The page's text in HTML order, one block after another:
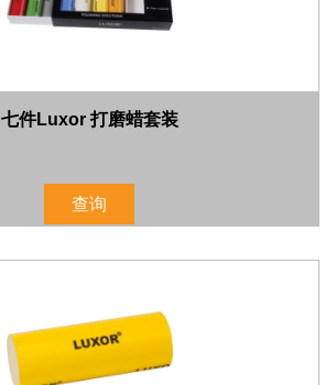
七件Luxor 打磨蜡套装
查询